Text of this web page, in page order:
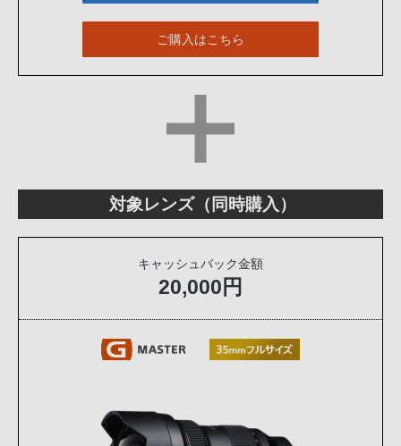
ご購入はこちら
対象レンズ（同時購入）
キャッシュバック金額
20,000円